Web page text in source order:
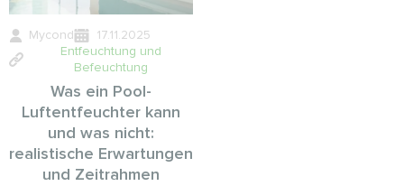
Mycond
17.11.2025
Entfeuchtung und
Befeuchtung
Was ein Pool-
Luftentfeuchter kann
und was nicht:
realistische Erwartungen
und Zeitrahmen